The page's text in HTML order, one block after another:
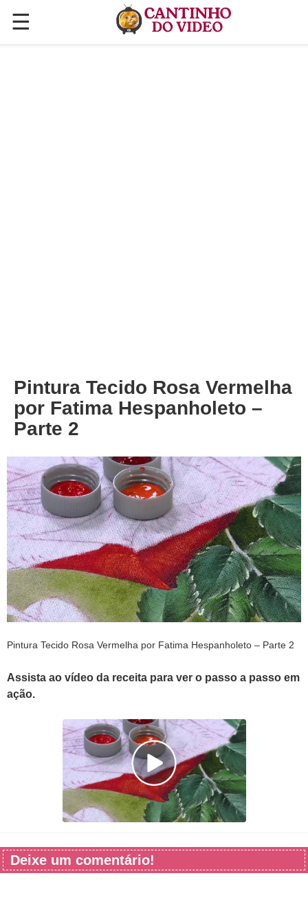
☰
✕
Pintura Tecido Rosa Vermelha
por Fatima Hespanholeto –
Parte 2
Pintura Tecido Rosa Vermelha por Fatima Hespanholeto – Parte 2
Assista ao vídeo da receita para ver o passo a passo em
ação.
Deixe um comentário!